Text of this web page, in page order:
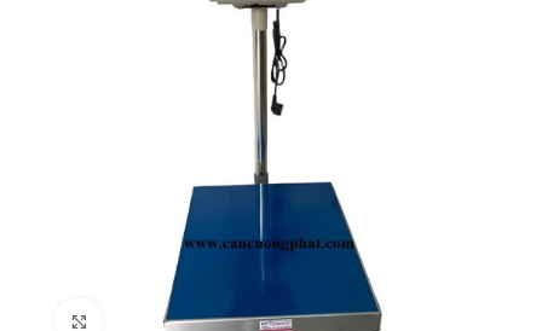
Click to enlarge